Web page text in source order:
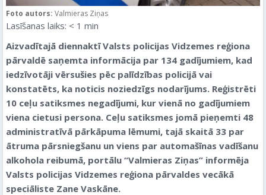
Foto autors: Valmieras Ziņas
Lasīšanas laiks: < 1 min
Aizvadītajā diennaktī Valsts policijas Vidzemes reģiona
pārvaldē saņemta informācija par 134 gadījumiem, kad
iedzīvotāji vērsušies pēc palīdzības policijā vai
konstatēts, ka noticis noziedzīgs nodarījums. Reģistrēti
10 ceļu satiksmes negadījumi, kur vienā no gadījumiem
viena cietusi persona. Ceļu satiksmes jomā pieņemti 48
administratīvā pārkāpuma lēmumi, tajā skaitā 33 par
ātruma pārsniegšanu un viens par automašīnas vadīšanu
alkohola reibumā, portālu “Valmieras Ziņas” informēja
Valsts policijas Vidzemes reģiona pārvaldes vecākā
speciāliste Zane Vaskāne.